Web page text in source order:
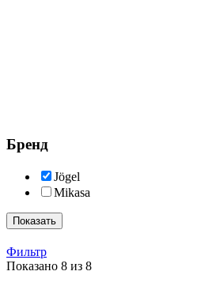
Бренд
Jögel
Mikasa
Показать
Фильтр
Показано 8 из 8